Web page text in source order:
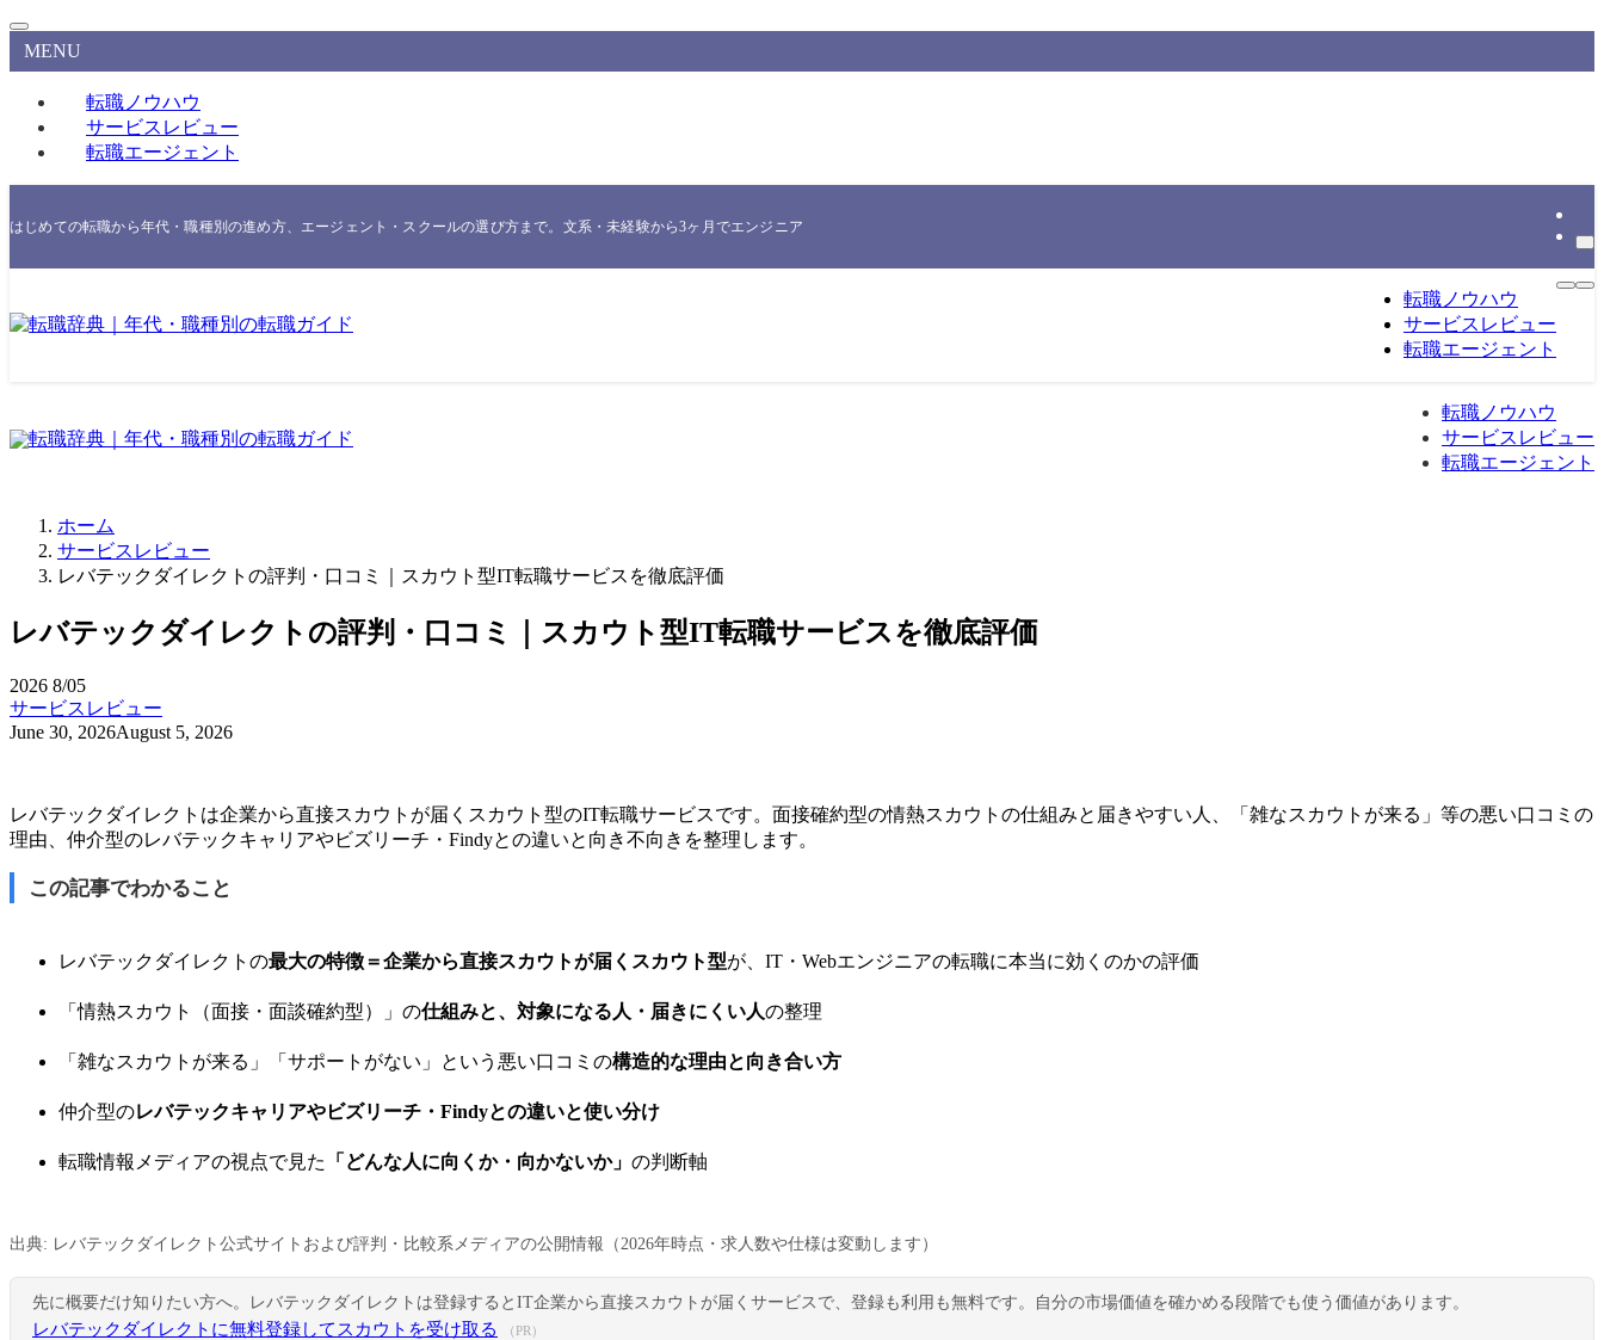
MENU
転職ノウハウ
サービスレビュー
転職エージェント
はじめての転職から年代・職種別の進め方、エージェント・スクールの選び方まで。文系・未経験から3ヶ月でエンジニア転職したNakataが、実際に使った一次情報をもとに整理する転職総合メディアです。
転職ノウハウ
サービスレビュー
転職エージェント
転職ノウハウ
サービスレビュー
転職エージェント
ホーム
サービスレビュー
レバテックダイレクトの評判・口コミ｜スカウト型IT転職サービスを徹底評価
レバテックダイレクトの評判・口コミ｜スカウト型IT転職サービスを徹底評価
2026 8/05
サービスレビュー
June 30, 2026August 5, 2026
レバテックダイレクトは企業から直接スカウトが届くスカウト型のIT転職サービスです。面接確約型の情熱スカウトの仕組みと届きやすい人、「雑なスカウトが来る」等の悪い口コミの
理由、仲介型のレバテックキャリアやビズリーチ・Findyとの違いと向き不向きを整理します。
この記事でわかること
レバテックダイレクトの最大の特徴＝企業から直接スカウトが届くスカウト型が、IT・Webエンジニアの転職に本当に効くのかの評価
「情熱スカウト（面接・面談確約型）」の仕組みと、対象になる人・届きにくい人の整理
「雑なスカウトが来る」「サポートがない」という悪い口コミの構造的な理由と向き合い方
仲介型のレバテックキャリアやビズリーチ・Findyとの違いと使い分け
転職情報メディアの視点で見た 「どんな人に向くか・向かないか」 の判断軸
出典: レバテックダイレクト公式サイトおよび評判・比較系メディアの公開情報（2026年時点・求人数や仕様は変動します）
先に概要だけ知りたい方へ。レバテックダイレクトは登録するとIT企業から直接スカウトが届くサービスで、登録も利用も無料です。自分の市場価値を確かめる段階でも使う価値があります。
レバテックダイレクトに無料登録してスカウトを受け取る （PR）